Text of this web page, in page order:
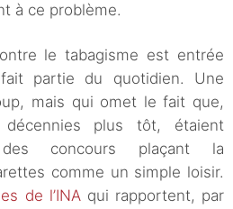
à ce problème.
le tabagisme est entrée
partie du quotidien. Une
mais qui omet le fait que,
décennies plus tôt, étaient
concours plaçant la
comme un simple loisir.
de l’INAqui rapportent, par